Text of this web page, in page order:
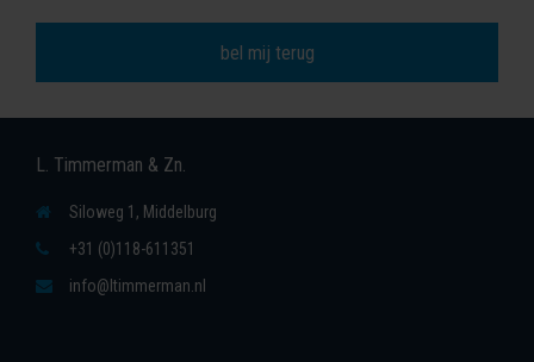
L. Timmerman & Zn.
Siloweg 1, Middelburg
+31 (0)118-611351
info@ltimmerman.nl